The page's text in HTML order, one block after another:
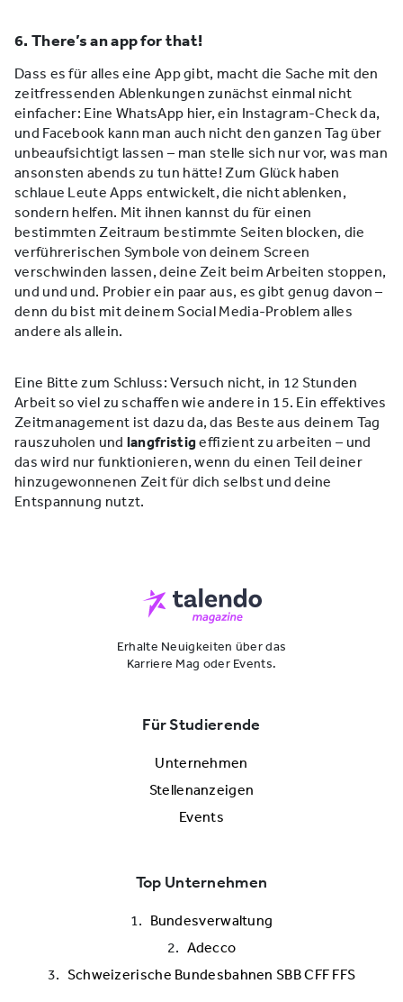
6. There’s an app for that!
Dass es für alles eine App gibt, macht die Sache mit den
zeitfressenden Ablenkungen zunächst einmal nicht
einfacher: Eine WhatsApp hier, ein Instagram-Check da,
und Facebook kann man auch nicht den ganzen Tag über
unbeaufsichtigt lassen – man stelle sich nur vor, was man
ansonsten abends zu tun hätte! Zum Glück haben
schlaue Leute Apps entwickelt, die nicht ablenken,
sondern helfen. Mit ihnen kannst du für einen
bestimmten Zeitraum bestimmte Seiten blocken, die
verführerischen Symbole von deinem Screen
verschwinden lassen, deine Zeit beim Arbeiten stoppen,
und und und. Probier ein paar aus, es gibt genug davon –
denn du bist mit deinem Social Media-Problem alles
andere als allein.
Eine Bitte zum Schluss: Versuch nicht, in 12 Stunden
Arbeit so viel zu schaffen wie andere in 15. Ein effektives
Zeitmanagement ist dazu da, das Beste aus deinem Tag
rauszuholen und langfristigeffizient zu arbeiten – und
das wird nur funktionieren, wenn du einen Teil deiner
hinzugewonnenen Zeit für dich selbst und deine
Entspannung nutzt.
Erhalte Neuigkeiten über das
Karriere Mag oder Events.
Für Studierende
Unternehmen
Stellenanzeigen
Events
Top Unternehmen
Bundesverwaltung
Adecco
Schweizerische Bundesbahnen SBB CFF FFS